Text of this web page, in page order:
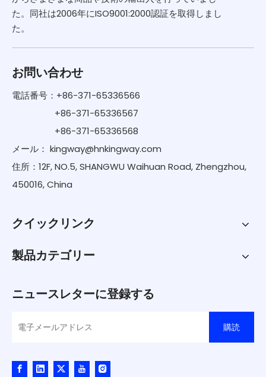
た。同社は2006年にISO9001:2000認証を取得しまし
た。
お問い合わせ
電話番号：+86-371-65336566
+86-371-65336567
+86-371-65336568
メール： kingway@hnkingway.com
住所：12F, NO.5, SHANGWU Waihuan Road, Zhengzhou,
450016, China
クイックリンク
製品カテゴリー
ニュースレターに登録する
購読